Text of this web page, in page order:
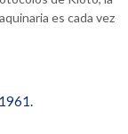
es cada vez